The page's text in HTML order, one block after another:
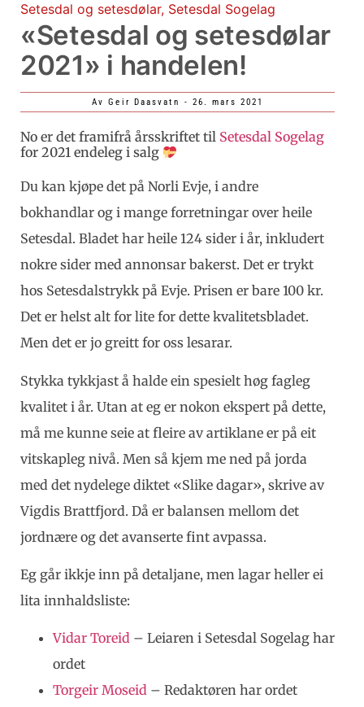
Setesdal og setesdølar, Setesdal Sogelag
«Setesdal og setesdølar
2021» i handelen!
Av Geir Daasvatn - 26. mars 2021
No er det framifrå årsskriftet til Setesdal Sogelag
for 2021 endeleg i salg
Du kan kjøpe det på Norli Evje, i andre
bokhandlar og i mange forretningar over heile
Setesdal. Bladet har heile 124 sider i år, inkludert
nokre sider med annonsar bakerst. Det er trykt
hos Setesdalstrykk på Evje. Prisen er bare 100 kr.
Det er helst alt for lite for dette kvalitetsbladet.
Men det er jo greitt for oss lesarar.
Stykka tykkjast å halde ein spesielt høg fagleg
kvalitet i år. Utan at eg er nokon ekspert på dette,
må me kunne seie at fleire av artiklane er på eit
vitskapleg nivå. Men så kjem me ned på jorda
med det nydelege diktet «Slike dagar», skrive av
Vigdis Brattfjord. Då er balansen mellom det
jordnære og det avanserte fint avpassa.
Eg går ikkje inn på detaljane, men lagar heller ei
lita innhaldsliste:
Vidar Toreid – Leiaren i Setesdal Sogelag har
ordet
Torgeir Moseid – Redaktøren har ordet